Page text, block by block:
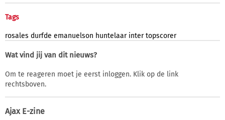
Tags
rosales durfde emanuelson huntelaar inter topscorer
Wat vind jij van dit nieuws?
Om te reageren moet je eerst inloggen. Klik op de link
rechtsboven.
Ajax E-zine